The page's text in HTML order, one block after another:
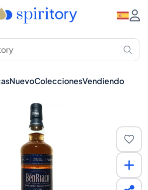
NuevoColeccionesVendiendo